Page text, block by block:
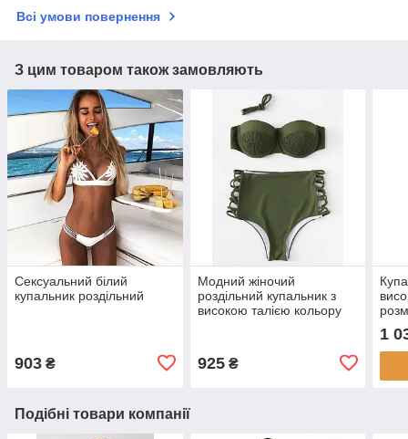
Всі умови повернення
З цим товаром також замовляють
Сексуальний білий
купальник роздільний
903 ₴
Модний жіночий
роздільний купальник з
високою талією кольору
925₴
1
Подібні товари компанії